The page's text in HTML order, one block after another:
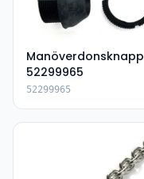
Manöverdonsknapp
52299965
52299965